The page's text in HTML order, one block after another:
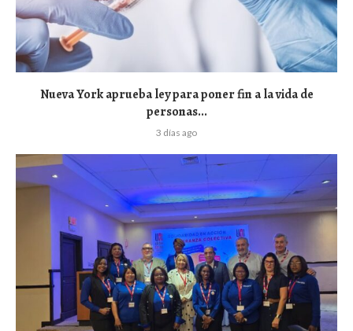
Nueva York aprueba ley para poner fin a la vida de
personas...
3 días ago